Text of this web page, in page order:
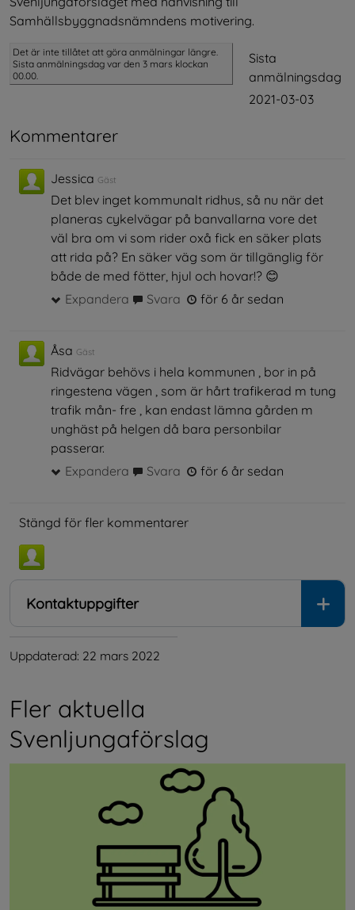
Samhällsbyggnadsnämndens motivering.
Sista
anmälningsdag
2021-03-03
Det är inte tillåtet att göra anmälningar längre.
Sista anmälningsdag var den 3 mars klockan
00.00.
Kommentarer
Jessica Gäst
Det blev inget kommunalt ridhus, så nu när det
planeras cykelvägar på banvallarna vore det
väl bra om vi som rider oxå fick en säker plats
att rida på? En säker väg som är tillgänglig för
både de med fötter, hjul och hovar!? 😊
Expandera
Svara för 6 år sedan
Åsa Gäst
Ridvägar behövs i hela kommunen , bor in på
ringestena vägen , som är hårt trafikerad m tung
trafik mån- fre , kan endast lämna gården m
unghäst på helgen då bara personbilar
passerar.
Expandera
Svara för 6 år sedan
Stängd för fler kommentarer
Kontaktuppgifter
Uppdaterad: 22 mars 2022
Fler aktuella
Svenljungaförslag